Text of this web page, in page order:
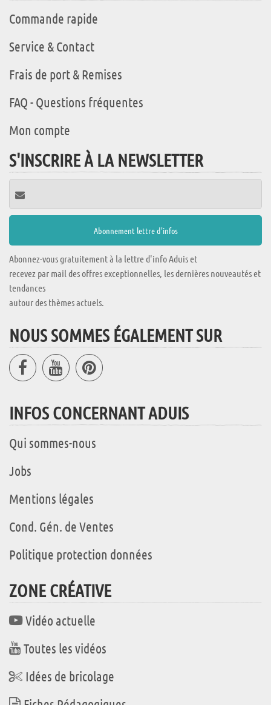
Commande rapide
Service & Contact
Frais de port & Remises
FAQ - Questions fréquentes
Mon compte
S'INSCRIRE À LA NEWSLETTER
Abonnez-vous gratuitement à la lettre d'info Aduis et
recevez par mail des offres exceptionnelles, les dernières nouveautés et
tendances
autour des thèmes actuels.
NOUS SOMMES ÉGALEMENT SUR
INFOS CONCERNANT ADUIS
Qui sommes-nous
Jobs
Mentions légales
Cond. Gén. de Ventes
Politique protection données
ZONE CRÉATIVE
Vidéo actuelle
Toutes les vidéos
Idées de bricolage